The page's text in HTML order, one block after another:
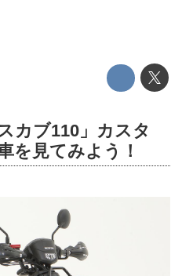
カブ110」カスタ
を見てみよう！